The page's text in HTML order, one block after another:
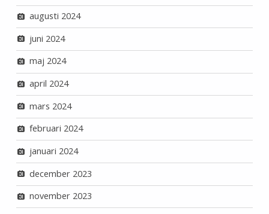
augusti 2024
juni 2024
maj 2024
april 2024
mars 2024
februari 2024
januari 2024
december 2023
november 2023